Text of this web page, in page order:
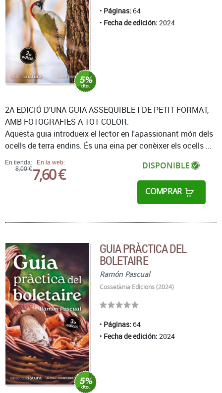
Páginas: 64
Fecha de edición: 2024
En tienda:
8,00 €
En la web:
7,60 € DISPONIBLE
COMPRAR
2A EDICIÓ D'UNA GUIA ASSEQUIBLE I DE PETIT FORMAT,
AMB FOTOGRAFIES A TOT COLOR.
Aquesta guia introdueix el lector en l'apassionant món dels
ocells de terra endins. És una eina per conèixer els ocells ...
GUIA PRÀCTICA DEL
BOLETAIRE
Ramón Pascual
Cossetània Edicions (2024)
Páginas: 64
Fecha de edición: 2024